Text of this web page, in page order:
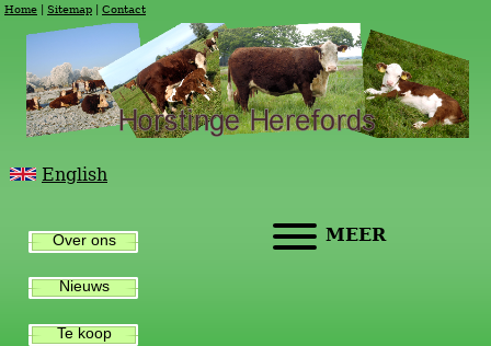
Home Sitemap Contact
English
Over ons
Nieuws
Te koop
MEER